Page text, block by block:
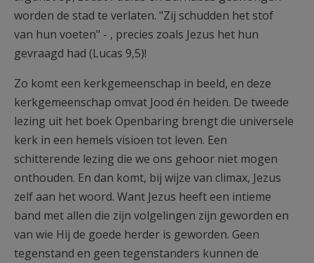
worden de stad te verlaten. "Zij schudden het stof
van hun voeten" - , precies zoals Jezus het hun
gevraagd had (Lucas 9,5)!
Zo komt een kerkgemeenschap in beeld, en deze
kerkgemeenschap omvat Jood én heiden. De tweede
lezing uit het boek Openbaring brengt die universele
kerk in een hemels visioen tot leven. Een
schitterende lezing die we ons gehoor niet mogen
onthouden. En dan komt, bij wijze van climax, Jezus
zelf aan het woord. Want Jezus heeft een intieme
band met allen die zijn volgelingen zijn geworden en
van wie Hij de goede herder is geworden. Geen
tegenstand en geen tegenstanders kunnen de